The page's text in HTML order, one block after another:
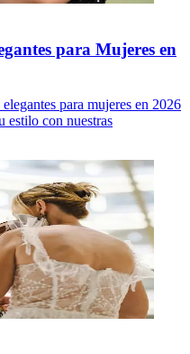
para Mujeres en
para mujeres en 2026
estilo con nuestras